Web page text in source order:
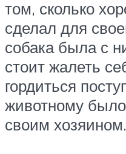
том, сколько
сделал для
собака была с
стоит жалеть
гордиться
животному
своим хозяином.